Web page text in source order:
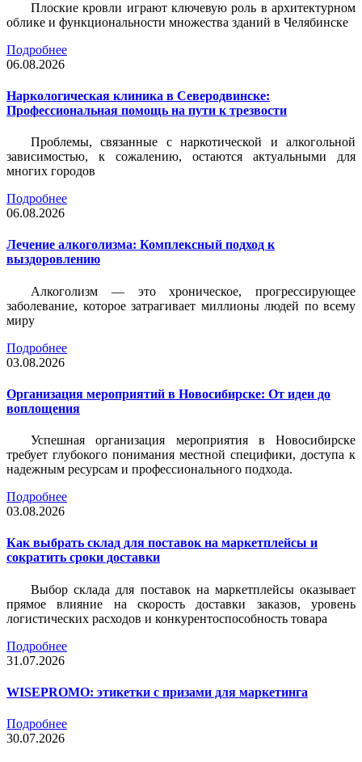
Плоские кровли играют ключевую роль в архитектурном
облике и функциональности множества зданий в Челябинске
Подробнее
06.08.2026
Наркологическая клиника в Северодвинске:
Профессиональная помощь на пути к трезвости
Проблемы, связанные с наркотической и алкогольной
зависимостью, к сожалению, остаются актуальными для
многих городов
Подробнее
06.08.2026
Лечение алкоголизма: Комплексный подход к
выздоровлению
Алкоголизм — это хроническое, прогрессирующее
заболевание, которое затрагивает миллионы людей по всему
миру
Подробнее
03.08.2026
Организация мероприятий в Новосибирске: От идеи до
воплощения
Успешная организация мероприятия в Новосибирске
требует глубокого понимания местной специфики, доступа к
надежным ресурсам и профессионального подхода.
Подробнее
03.08.2026
Как выбрать склад для поставок на маркетплейсы и
сократить сроки доставки
Выбор склада для поставок на маркетплейсы оказывает
прямое влияние на скорость доставки заказов, уровень
логистических расходов и конкурентоспособность товара
Подробнее
31.07.2026
WISEPROMO: этикетки с призами для маркетинга
Подробнее
30.07.2026